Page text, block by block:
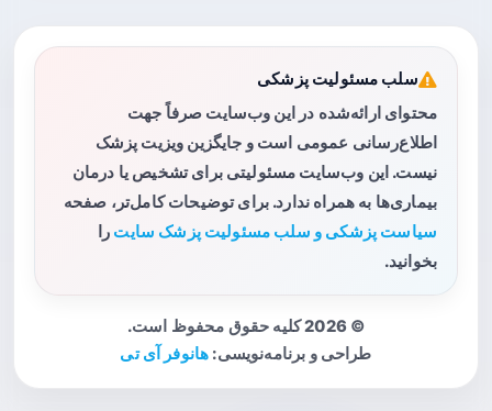
سلب مسئولیت پزشکی
محتوای ارائه‌شده در این وب‌سایت صرفاً جهت
اطلاع‌رسانی عمومی است و جایگزین ویزیت پزشک
نیست. این وب‌سایت مسئولیتی برای تشخیص یا درمان
بیماری‌ها به همراه ندارد. برای توضیحات کامل‌تر، صفحه
سیاست پزشکی و سلب مسئولیت پزشک سایت را
بخوانید.
© 2026 کلیه حقوق محفوظ است.
طراحی و برنامه‌نویسی: هانوفر آی تی